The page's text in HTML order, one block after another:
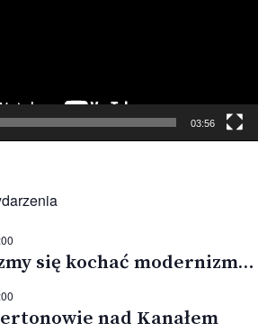
03:56
się kochać modernizm…
nad Kanałem